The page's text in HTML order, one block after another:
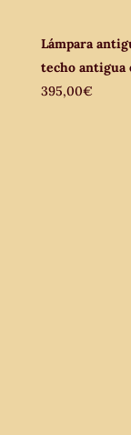
Lámpara
techo
395,00€